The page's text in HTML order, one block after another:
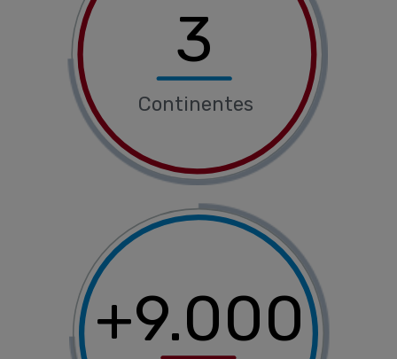
Continentes
3
+9.000